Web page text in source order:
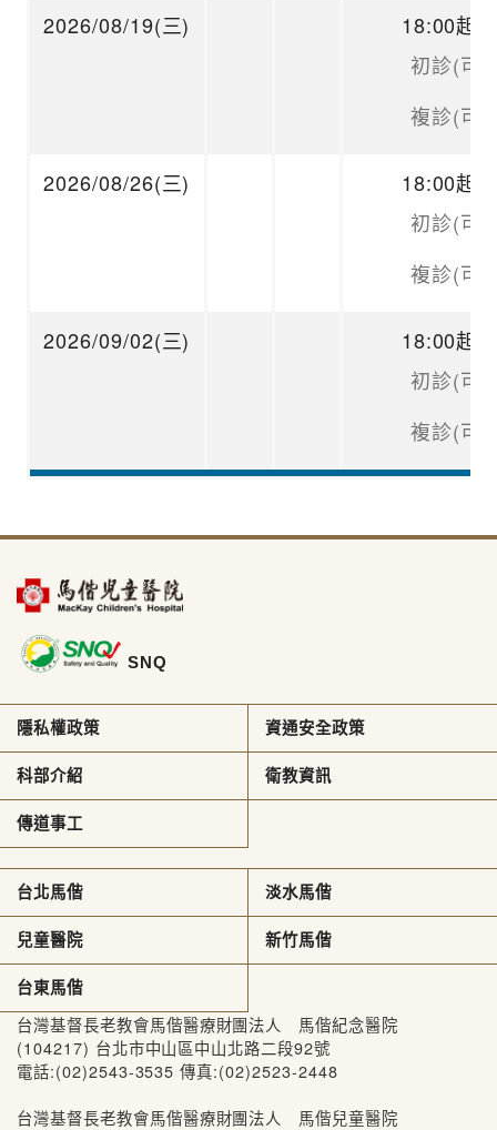
2026/08/19(三)
18:00起
初診(可
複診(可
2026/08/26(三)
18:00起
初診(可
複診(可
2026/09/02(三)
18:00起
初診(可
複診(可
SNQ
隱私權政策 資通安全政策
科部介紹 衛教資訊
傳道事工
台北馬偕 淡水馬偕
兒童醫院 新竹馬偕
台東馬偕
台灣基督長老教會馬偕醫療財團法人 馬偕紀念醫院
(104217) 台北市中山區中山北路二段92號
電話:(02)2543-3535 傳真:(02)2523-2448
台灣基督長老教會馬偕醫療財團法人 馬偕兒童醫院